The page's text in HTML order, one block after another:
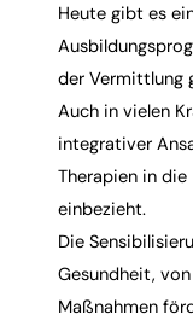
Heute gibt es
der Vermittlung
Auch in vielen
integrativer
Therapien in
einbezieht.
Die
Gesundheit,
Maßnahmen